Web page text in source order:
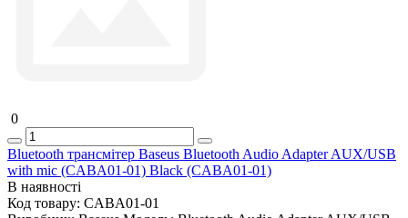
0
Bluetooth трансмітер Baseus Bluetooth Audio Adapter AUX/USB
with mic (CABA01-01) Black (CABA01-01)
В наявності
Код товару: CABA01-01